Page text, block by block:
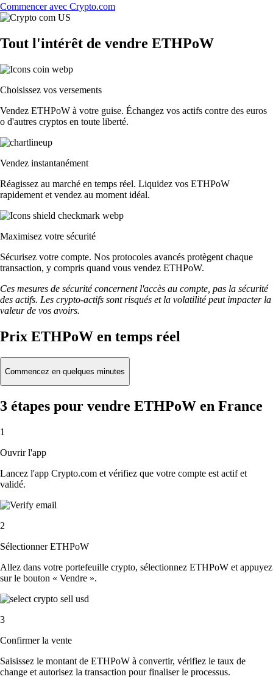
Commencer avec Crypto.com
Tout l'intérêt de vendre ETHPoW
Choisissez vos versements
Vendez ETHPoW à votre guise. Échangez vos actifs contre des euros
o d'autres cryptos en toute liberté.
Vendez instantanément
Réagissez au marché en temps réel. Liquidez vos ETHPoW
rapidement et vendez au moment idéal.
Maximisez votre sécurité
Sécurisez votre compte. Nos protocoles avancés protègent chaque
transaction, y compris quand vous vendez ETHPoW.
Ces mesures de sécurité concernent l'accès au compte, pas la sécurité
des actifs. Les crypto-actifs sont risqués et la volatilité peut impacter la
valeur de vos avoirs.
Prix ETHPoW en temps réel
Commencez en quelques minutes
3 étapes pour vendre ETHPoW en France
1
Ouvrir l'app
Lancez l'app Crypto.com et vérifiez que votre compte est actif et
validé.
2
Sélectionner ETHPoW
Allez dans votre portefeuille crypto, sélectionnez ETHPoW et appuyez
sur le bouton « Vendre ».
3
Confirmer la vente
Saisissez le montant de ETHPoW à convertir, vérifiez le taux de
change et autorisez la transaction pour finaliser le processus.